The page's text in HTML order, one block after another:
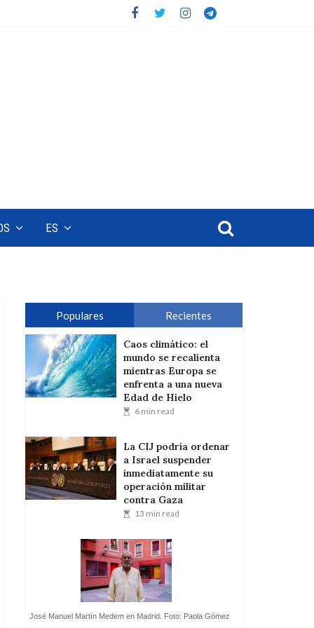
ES
Populares Recientes
Caos climático: el
mundo se recalienta
mientras Europa se
enfrenta a una nueva
Edad de Hielo
6 min read
La CIJ podría ordenar
a Israel suspender
inmediatamente su
operación militar
contra Gaza
13 min read
José Manuel Martín Medem en Madrid. Foto: Paola Gómez